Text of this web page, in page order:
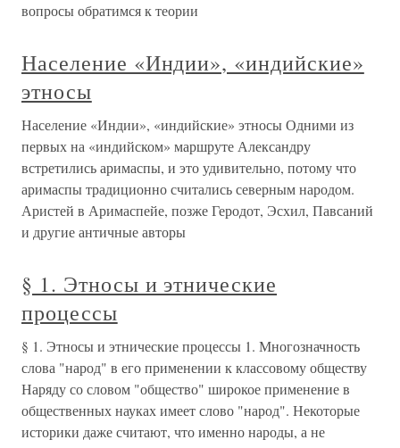
вопросы обратимся к теории
Население «Индии», «индийские»
этносы
Население «Индии», «индийские» этносы Одними из
первых на «индийском» маршруте Александру
встретились аримаспы, и это удивительно, потому что
аримаспы традиционно считались северным народом.
Аристей в Аримаспейе, позже Геродот, Эсхил, Павсаний
и другие античные авторы
§ 1. Этносы и этнические
процессы
§ 1. Этносы и этнические процессы 1. Многозначность
слова "народ" в его применении к классовому обществу
Наряду со словом "общество" широкое применение в
общественных науках имеет слово "народ". Некоторые
историки даже считают, что именно народы, а не